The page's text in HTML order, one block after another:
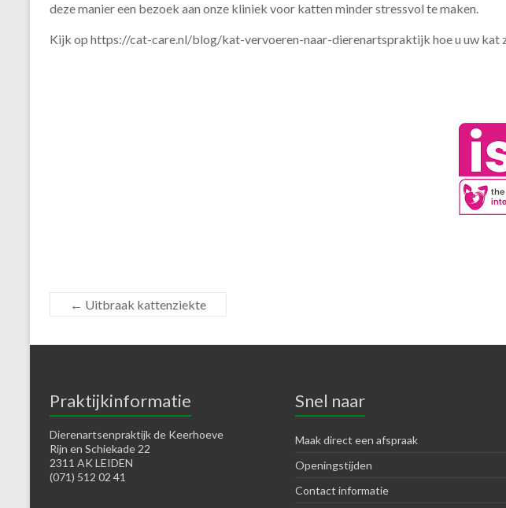
deze manier een bezoek aan onze kliniek voor katten minder stressvol te maken.
Kijk op https://cat-care.nl/blog/kat-vervoeren-naar-dierenartspraktijk hoe u uw kat
← Uitbraak kattenziekte
Praktijkinformatie
Dierenartsenpraktijk de Keerhoeve
Rijn en Schiekade 22
2311 AK LEIDEN
(071) 512 02 41
Snel naar
Maak direct een afspraak
Openingstijden
Contact informatie